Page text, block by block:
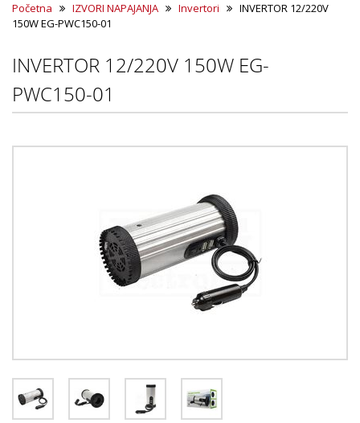
Početna IZVORI NAPAJANJA Invertori
INVERTOR 12/220V
150W EG-PWC150-01
INVERTOR 12/220V 150W EG-
PWC150-01